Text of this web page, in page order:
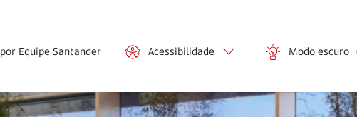
por Equipe Santander Acessibilidade Modo escuro